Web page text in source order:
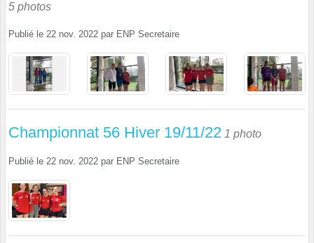
5 photos
Publié le 22 nov. 2022 par ENP Secretaire
Championnat 56 Hiver 19/11/22 1 photo
Publié le 22 nov. 2022 par ENP Secretaire